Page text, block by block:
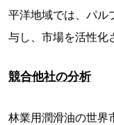
平洋地域では、パル
与し、市場を活性化
競合他社の分析
林業用潤滑油の世界